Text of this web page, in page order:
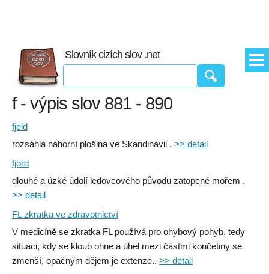
Slovník cizích slov .net
f - výpis slov 881 - 890
fjeld
rozsáhlá náhorní plošina ve Skandinávii . >> detail
fjord
dlouhé a úzké údolí ledovcového původu zatopené mořem .
>> detail
FL zkratka ve zdravotnictví
V medicíně se zkratka FL používá pro ohybový pohyb, tedy
situaci, kdy se kloub ohne a úhel mezi částmi končetiny se
zmenší, opačným dějem je extenze.. >> detail